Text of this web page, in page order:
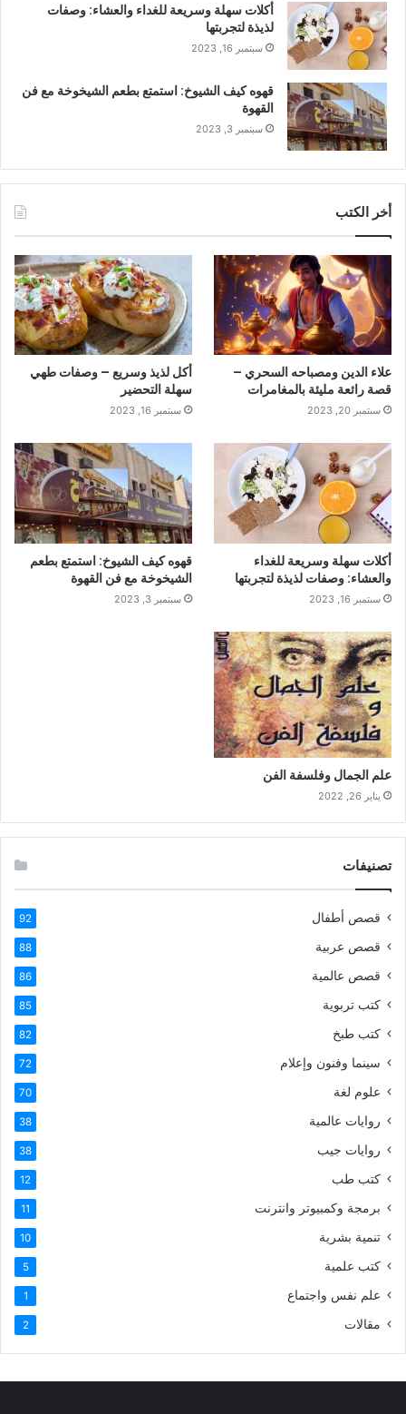
أكلات سهلة وسريعة للغداء والعشاء: وصفات
لذيذة لتجربتها
سبتمبر 16, 2023
قهوه كيف الشيوخ: استمتع بطعم الشيخوخة مع فن
القهوة
سبتمبر 3, 2023
أخر الكتب
علاء الدين ومصباحه السحري –
قصة رائعة مليئة بالمغامرات
سبتمبر 20, 2023
أكل لذيذ وسريع – وصفات طهي
سهلة التحضير
سبتمبر 16, 2023
أكلات سهلة وسريعة للغداء
والعشاء: وصفات لذيذة لتجربتها
سبتمبر 16, 2023
قهوه كيف الشيوخ: استمتع بطعم
الشيخوخة مع فن القهوة
سبتمبر 3, 2023
علم الجمال وفلسفة الفن
يناير 26, 2022
تصنيفات
قصص أطفال 92
قصص عربية 88
قصص عالمية 86
كتب تربوية 85
كتب طبخ 82
سينما وفنون وإعلام 72
علوم لغة 70
روايات عالمية 38
روايات جيب 38
كتب طب 12
برمجة وكمبيوتر وانترنت 11
تنمية بشرية 10
كتب علمية 5
علم نفس واجتماع 1
مقالات 2